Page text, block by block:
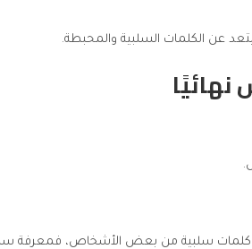
عن الكلمات السلبية والمحبطة.
كلمات سلبية من بعض الأشخاص، فمعرفة